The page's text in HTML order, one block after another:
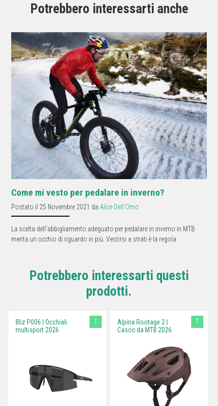
Potrebbero interessarti anche
Come mi vesto per pedalare in inverno?
Postato il 25 Novembre 2021 da Alice Dell'Omo
La scelta dell'abbigliamento adeguato per pedalare in inverno in MTB
merita un occhio di riguardo in più. Vestirsi a strati è la regola
Potrebbero interessarti questi
prodotti.
Bliz P006 | Occhiali
multisport 2026
T
Alpina Rootage 2 |
Casco da MTB 2026
T